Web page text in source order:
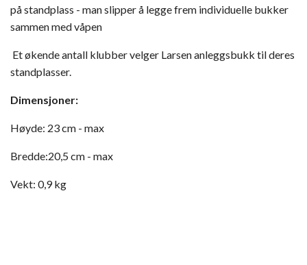
på standplass - man slipper å legge frem individuelle bukker
sammen med våpen
Et økende antall klubber velger Larsen anleggsbukk til deres
standplasser.
Dimensjoner:
Høyde: 23 cm - max
Bredde:20,5 cm - max
Vekt: 0,9 kg